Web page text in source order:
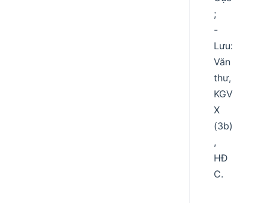
;
-
Lưu:
Văn
thư,
KGV
X
(3b)
,
HĐ
C.